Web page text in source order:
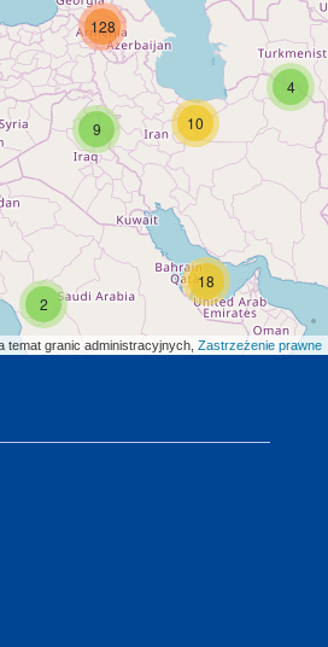
4
18
10
2
9
128
temat granic administracyjnych, Zastrzeżenie prawne